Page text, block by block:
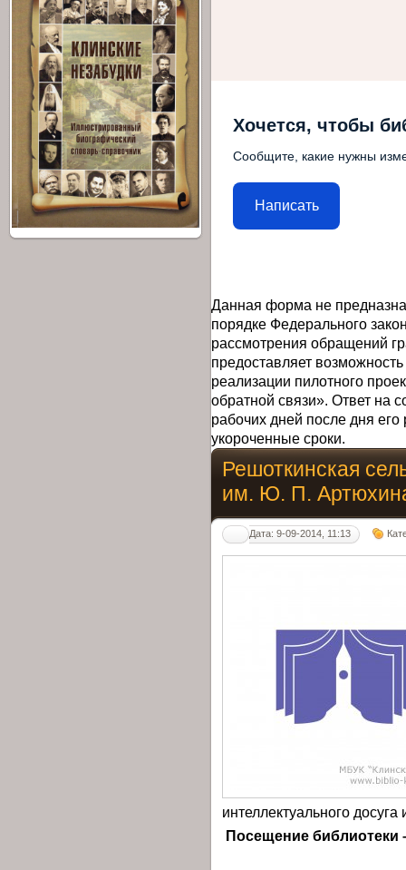
Хочется, чтобы
Сообщите, какие нужны
Написать
Данная форма не
порядке Федерального
рассмотрения обращений
предоставляет
реализации пилотного
обратной связи». Ответ на
рабочих дней после дня
укороченные сроки.
Решоткинская
им. Ю. П.
Дата: 9-09-2014, 11:13
интеллектуального
Посещение библиотеки